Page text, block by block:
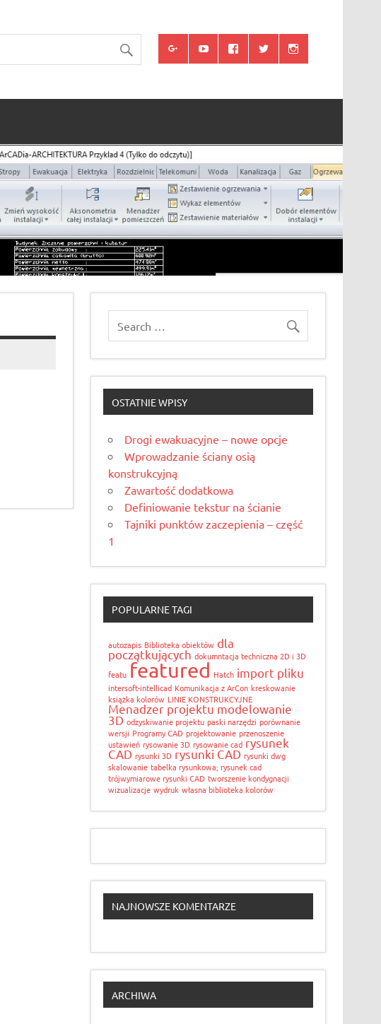
OSTATNIE WPISY
Drogi ewakuacyjne – nowe opcje
Wprowadzanie ściany osią
konstrukcyjną
Zawartość dodatkowa
Definiowanie tekstur na ścianie
Tajniki punktów zaczepienia – część
1
POPULARNE TAGI
autozapis Biblioteka obiektów dla
początkujących dokumntacja techniczna 2D i 3D
featu featured Hatch import pliku
intersoft-intellicad Komunikacja z ArCon kreskowanie
książka kolorów LINIE KONSTRUKCYJNE
Menadzer projektu modelowanie
3D odzyskiwanie projektu paski narzędzi porównanie
wersji Programy CAD projektowanie przenoszenie
ustawień rysowanie 3D rysowanie cad rysunek
CAD rysunki 3D rysunki CAD rysunki dwg
skalowanie tabelka rysunkowa; rysunek cad
trójwymiarowe rysunki CAD tworszenie kondygnacji
wizualizacje wydruk własna biblioteka kolorów
NAJNOWSZE KOMENTARZE
ARCHIWA